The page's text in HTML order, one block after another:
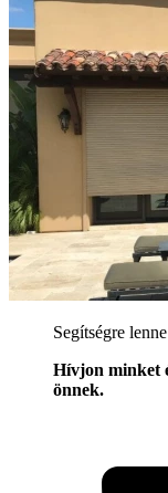
Segítségre
Hívjon minket
önnek.